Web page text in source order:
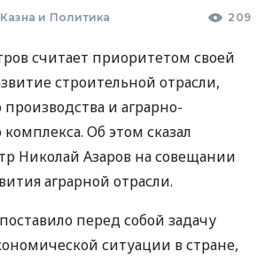
Казна и Политика 209
считает приоритетом своей
строительной отрасли,
и аграрно-
Об этом сказал
Николай Азаров на совещании
аграрной отрасли.
перед собой задачу
ситуации в стране,